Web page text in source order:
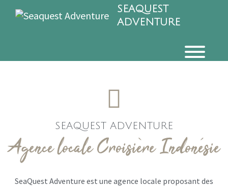
SEAQUEST
ADVENTURE
SEAQUEST ADVENTURE
Agence locale Croisière Indonésie
SeaQuest Adventure est une agence locale proposant des